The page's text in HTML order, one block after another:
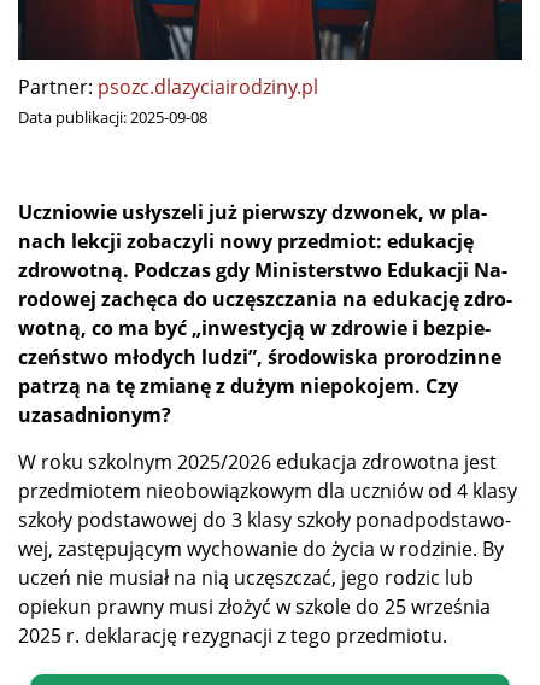
Partner: psozc.dlazyciairodziny.pl
Data publikacji:2025-09-08
Ucznio­wie usły­sze­li już pierw­szy dzwo­nek, w pla­
nach lek­cji zo­ba­czy­li no­wy przed­miot: edu­ka­cję
zdro­wot­ną. Pod­czas gdy Mi­ni­ster­stwo Edu­ka­cji Na­
ro­do­wej za­chę­ca do uczęsz­cza­nia na edu­ka­cję zdro­
wot­ną, co ma być „in­we­sty­cją w zdro­wie i bez­pie­
czeń­stwo mło­dych lu­dzi”, śro­do­wi­ska pro­ro­dzin­ne
pa­trzą na tę zmia­nę z du­żym nie­po­ko­jem. Czy
uzasadnionym?
W ro­ku szkol­nym 2025/2026 edu­ka­cja zdro­wot­na jest
przed­mio­tem nie­obo­wiąz­ko­wym dla uczniów od 4 kla­sy
szko­ły pod­sta­wo­wej do 3 kla­sy szko­ły po­nad­pod­sta­wo­
wej, za­stę­pu­ją­cym wy­cho­wa­nie do ży­cia w ro­dzi­nie. By
uczeń nie mu­siał na nią uczęsz­czać, je­go ro­dzic lub
opie­kun praw­ny mu­si zło­żyć w szko­le do 25 wrze­śnia
2025 r. de­kla­ra­cję re­zy­gna­cji z te­go przedmiotu.